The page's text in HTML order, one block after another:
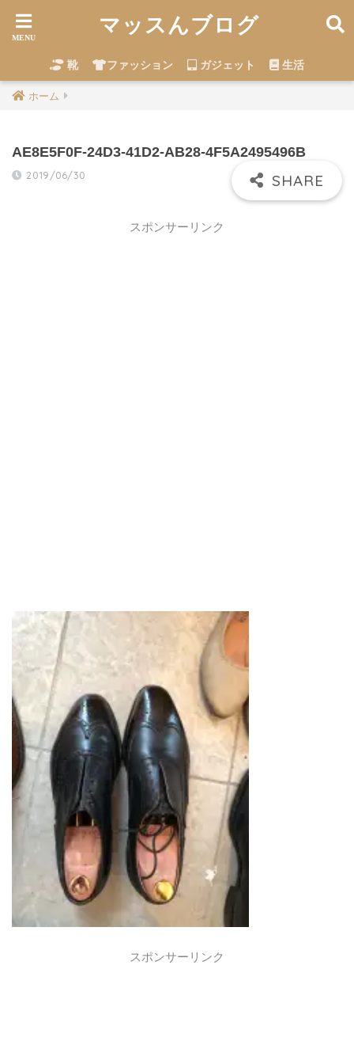
マッスんブログ
靴 ファッション ガジェット 生活
ホーム
AE8E5F0F-24D3-41D2-AB28-4F5A2495496B
2019/06/30
スポンサーリンク
スポンサーリンク